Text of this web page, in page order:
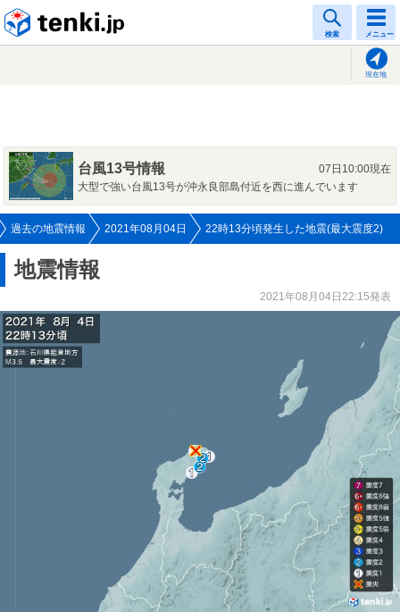
検索 メニュー
現在地
台風13号情報
07日10:00現在
大型で強い台風13号が沖永良部島付近を西に進んでいます
過去の地震情報 2021年08月04日 22時13分頃発生した地震(最大震度2)
地震情報
2021年08月04日22:15発表